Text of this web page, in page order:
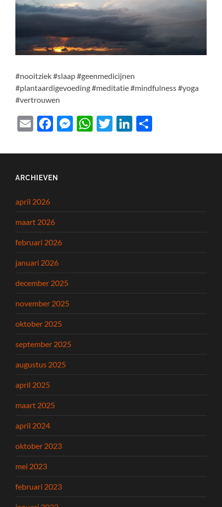
#nooitziek #slaap #geenmedicijnen
#plantaardigevoeding #meditatie #mindfulness #yoga
#vertrouwen
EmailFacebook
Messenger
WhatsApp
TwitterLinkedIn
ARCHIEVEN
april 2026
maart 2026
februari 2026
januari 2026
december 2025
november 2025
oktober 2025
september 2025
augustus 2025
april 2025
maart 2025
april 2024
oktober 2023
mei 2023
februari 2023